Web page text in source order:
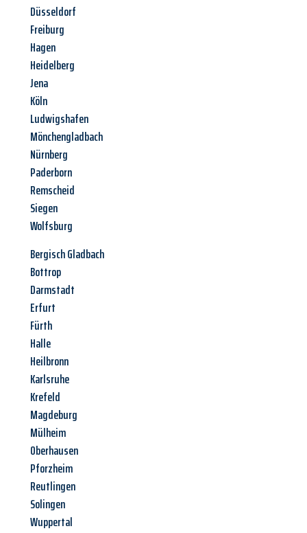
Düsseldorf
Freiburg
Hagen
Heidelberg
Jena
Köln
Ludwigshafen
Mönchengladbach
Nürnberg
Paderborn
Remscheid
Siegen
Wolfsburg
Bergisch Gladbach
Bottrop
Darmstadt
Erfurt
Fürth
Halle
Heilbronn
Karlsruhe
Krefeld
Magdeburg
Mülheim
Oberhausen
Pforzheim
Reutlingen
Solingen
Wuppertal